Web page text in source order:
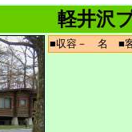
軽井沢
■収容－ 名 ■